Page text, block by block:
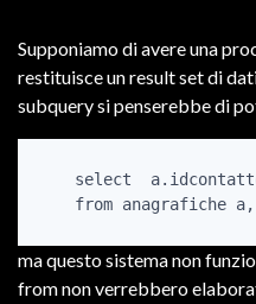
Supponiamo di avere una
restituisce un result set di
subquery si penserebbe di
select
from anagrafiche
ma questo sistema non
from non verrebbero